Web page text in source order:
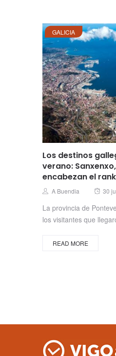
GALICIA
Los destinos
verano:
encabezan el
Author
A Buendia 30
La provincia de
los visitantes que
READ MORE